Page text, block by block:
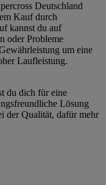
Deutschland
Kauf durch
kannst du auf
oder Probleme
um eine
Laufleistung.
du dich für eine
Lösung
der Qualität, dafür mehr